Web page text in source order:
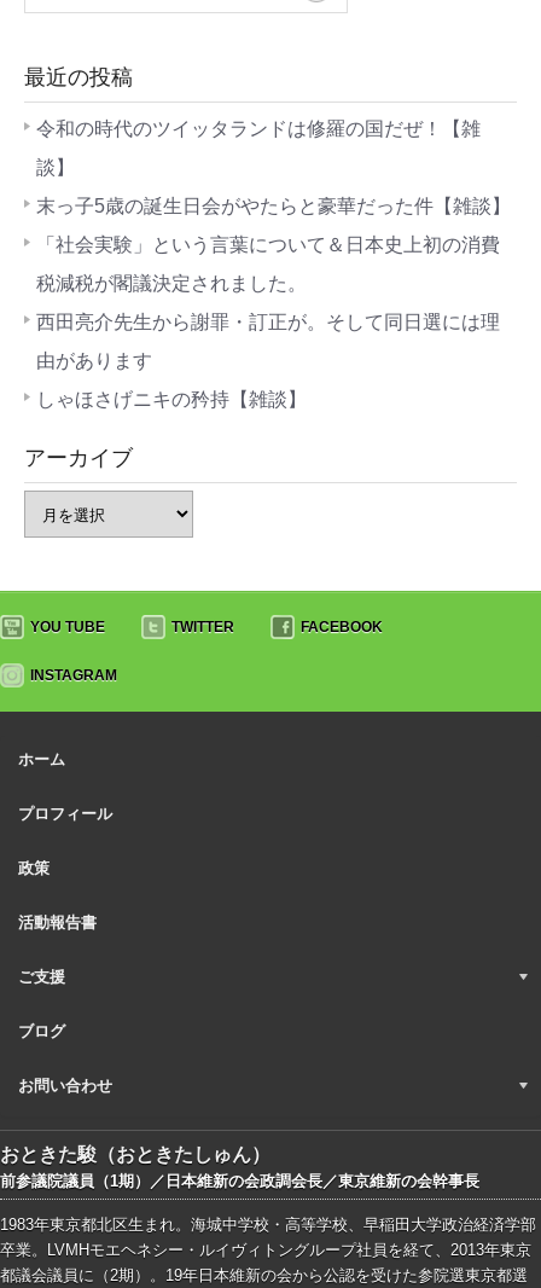
最近の投稿
令和の時代のツイッタランドは修羅の国だぜ！【雑
談】
末っ子5歳の誕生日会がやたらと豪華だった件【雑談】
「社会実験」という言葉について＆日本史上初の消費
税減税が閣議決定されました。
西田亮介先生から謝罪・訂正が。そして同日選には理
由があります
しゃほさげニキの矜持【雑談】
アーカイブ
YOU TUBE TWITTER FACEBOOK
INSTAGRAM
ホーム
プロフィール
政策
活動報告書
ご支援
ブログ
お問い合わせ
おときた駿（おときたしゅん）
前参議院議員（1期）／日本維新の会政調会長／東京維新の会幹事長
1983年東京都北区生まれ。海城中学校・高等学校、早稲田大学政治経済学部
卒業。LVMHモエヘネシー・ルイヴィトングループ社員を経て、2013年東京
都議会議員に（2期）。19年日本維新の会から公認を受けた参院選東京都選